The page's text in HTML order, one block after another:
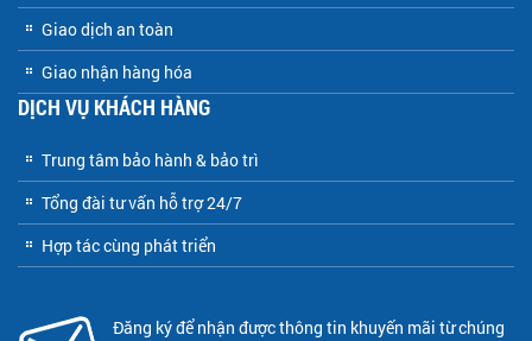
Giao dịch an toàn
Giao nhận hàng hóa
DỊCH VỤ KHÁCH HÀNG
Trung tâm bảo hành & bảo trì
Tổng đài tư vấn hỗ trợ 24/7
Hợp tác cùng phát triển
Đăng ký để nhận được thông tin khuyến mãi từ chúng